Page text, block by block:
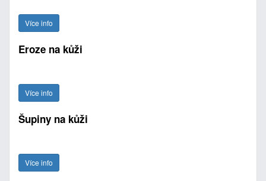
Více info
Eroze na kůži
Více info
Šupiny na kůži
Více info